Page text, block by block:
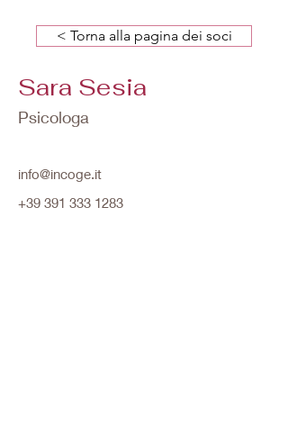
< Torna alla pagina dei soci
Sara Sesia
Psicologa
info@incoge.it
+39 391 333 1283